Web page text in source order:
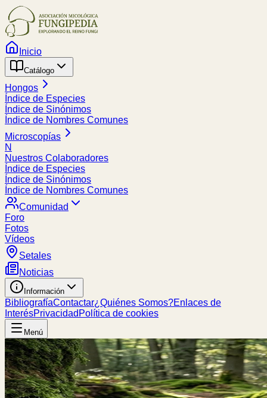
Inicio
Catálogo
Hongos
Índice de Especies
Índice de Sinónimos
Índice de Nombres Comunes
Microscopías
N
Nuestros Colaboradores
Índice de Especies
Índice de Sinónimos
Índice de Nombres Comunes
Comunidad
Foro
Fotos
Vídeos
Setales
Noticias
Información
BibliografíaContactar¿Quiénes Somos?Enlaces de
InterésPrivacidad Política de cookies
Menú